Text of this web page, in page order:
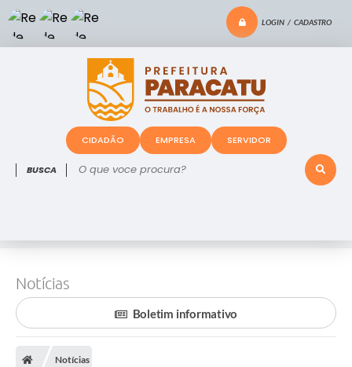
LOGIN / CADASTRO
O que voce procura?
CIDADÃO EMPRESA SERVIDOR
Notícias
Boletim informativo
Notícias